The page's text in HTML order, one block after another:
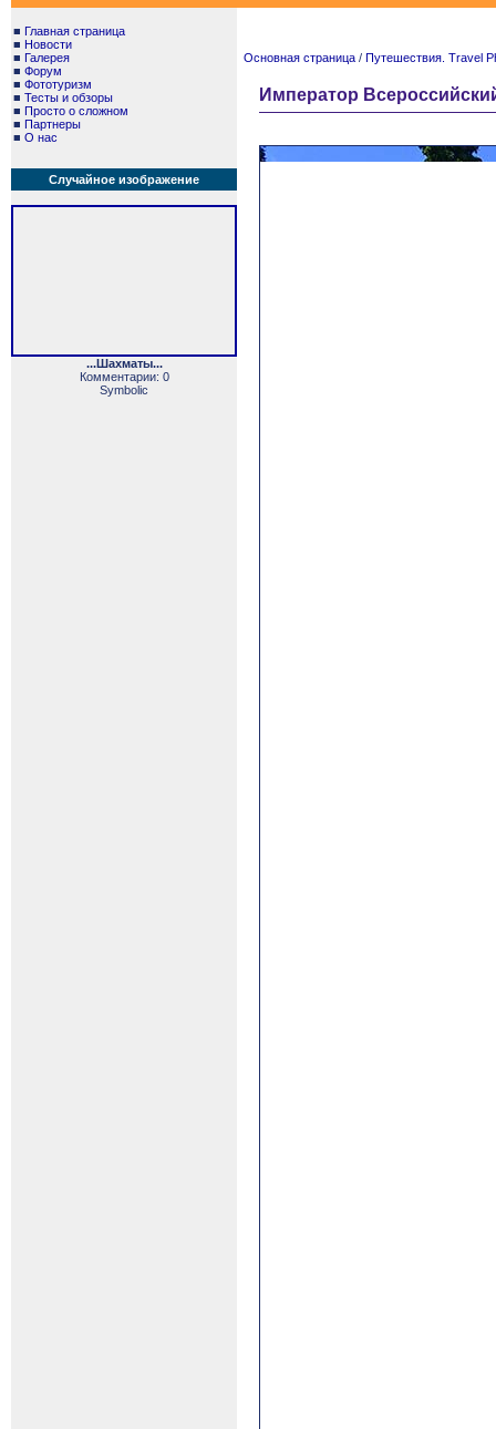
■ Главная страница
■ Новости
■ Галерея
■ Форум
■ Фототуризм
■ Тесты и обзоры
■ Просто о сложном
■ Партнеры
■ О нас
Случайное изображение
...Шахматы...
Комментарии: 0
Symbolic
Основная страница / Путешествия. Travel
Император